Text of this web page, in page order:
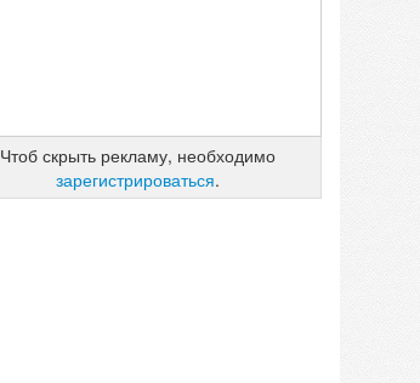
Чтоб скрыть рекламу, необходимо
зарегистрироваться.